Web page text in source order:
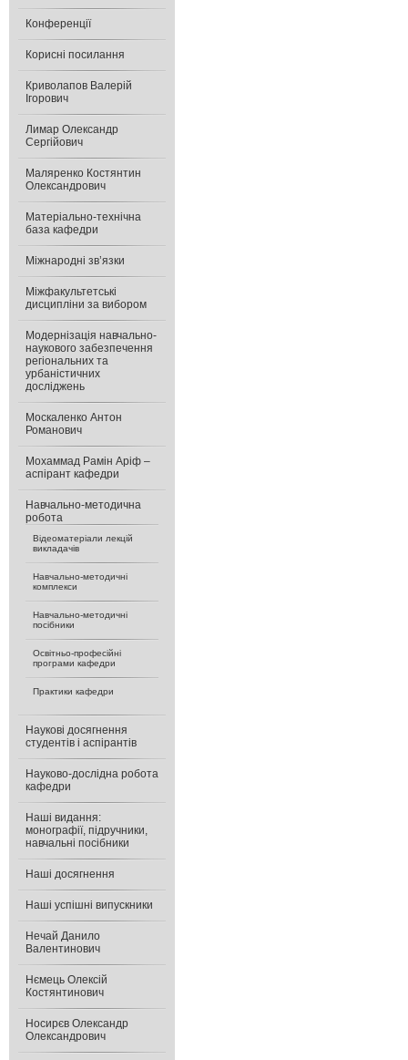
Конференції
Корисні посилання
Криволапов Валерій
Ігорович
Лимар Олександр
Сергійович
Маляренко Костянтин
Олександрович
Матеріально-технічна
база кафедри
Міжнародні зв’язки
Міжфакультетські
дисципліни за вибором
Модернізація навчально-
наукового забезпечення
регіональних та
урбаністичних
досліджень
Москаленко Антон
Романович
Мохаммад Рамін Аріф –
аспірант кафедри
Навчально-методична
робота
Відеоматеріали лекцій
викладачів
Навчально-методичні
комплекси
Навчально-методичні
посібники
Освітньо-професійні
програми кафедри
Практики кафедри
Наукові досягнення
студентів і аспірантів
Науково-дослідна робота
кафедри
Наші видання:
монографії, підручники,
навчальні посібники
Наші досягнення
Наші успішні випускники
Нечай Данило
Валентинович
Нємець Олексій
Костянтинович
Носирєв Олександр
Олександрович